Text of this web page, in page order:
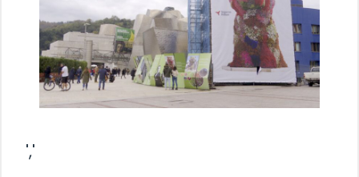
','